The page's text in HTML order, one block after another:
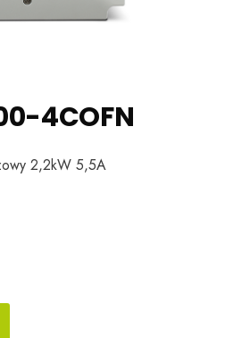
4COFN
2,2kW 5,5A